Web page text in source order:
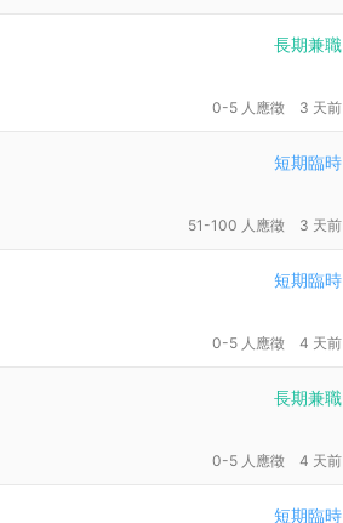
長期兼職
0-5 人應徵 3 天前
短期臨時
51-100 人應徵 3 天前
短期臨時
0-5 人應徵 4 天前
長期兼職
0-5 人應徵 4 天前
短期臨時